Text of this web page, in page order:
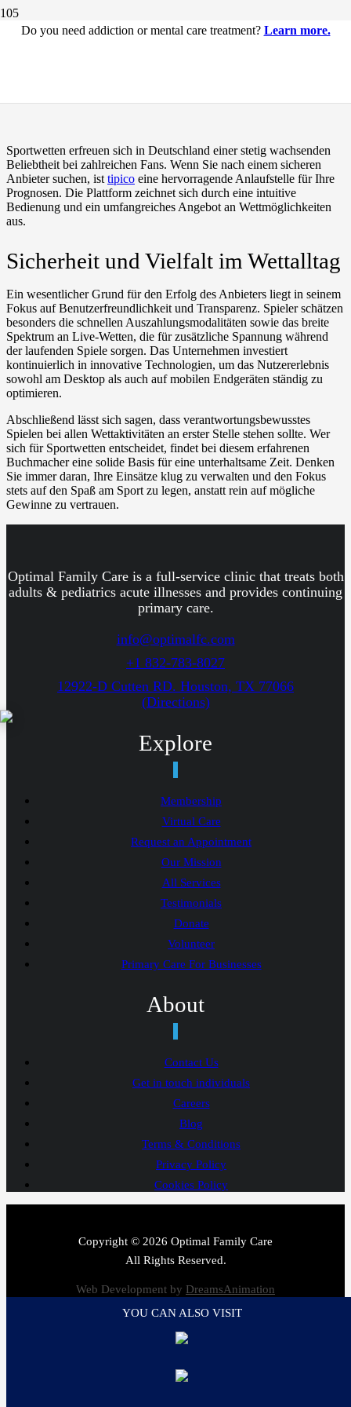
Do you need addiction or mental care treatment? Learn more.
Die Welt der Sportwetten bei
Sportwetten erfreuen sich in Deutschland einer stetig wachsenden
Beliebtheit bei zahlreichen Fans. Wenn Sie nach einem sicheren
Anbieter suchen, ist tipico eine hervorragende Anlaufstelle für Ihre
Prognosen. Die Plattform zeichnet sich durch eine intuitive
Bedienung und ein umfangreiches Angebot an Wettmöglichkeiten
aus.
Sicherheit und Vielfalt im Wettalltag
Ein wesentlicher Grund für den Erfolg des Anbieters liegt in seinem
Fokus auf Benutzerfreundlichkeit und Transparenz. Spieler schätzen
besonders die schnellen Auszahlungsmodalitäten sowie das breite
Spektrum an Live-Wetten, die für zusätzliche Spannung während
der laufenden Spiele sorgen. Das Unternehmen investiert
kontinuierlich in innovative Technologien, um das Nutzererlebnis
sowohl am Desktop als auch auf mobilen Endgeräten ständig zu
optimieren.
Abschließend lässt sich sagen, dass verantwortungsbewusstes
Spielen bei allen Wettaktivitäten an erster Stelle stehen sollte. Wer
sich für Sportwetten entscheidet, findet bei diesem erfahrenen
Buchmacher eine solide Basis für eine unterhaltsame Zeit. Denken
Sie immer daran, Ihre Einsätze klug zu verwalten und den Fokus
stets auf den Spaß am Sport zu legen, anstatt rein auf mögliche
Gewinne zu vertrauen.
Optimal Family Care is a full-service clinic that treats both
adults & pediatrics acute illnesses and provides continuing
primary care.
info@optimalfc.com
+1 832-783-8027
12922-D Cutten RD. Houston, TX 77066
(Directions)
Explore
Membership
Virtual Care
Request an Appointment
Our Mission
All Services
Testimonials
Donate
Volunteer
Primary Care For Businesses
About
Contact Us
Get in touch individuals
Careers
Blog
Terms & Conditions
Privacy Policy
Cookies Policy
Copyright © 2026 Optimal Family Care
All Rights Reserved.
Web Development by DreamsAnimation
YOU CAN ALSO VISIT